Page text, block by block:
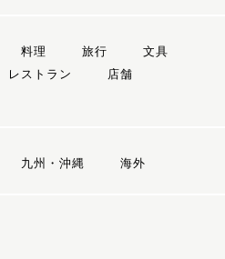
料理 旅行
文具
レストラン
店舗
九州・沖縄 海外